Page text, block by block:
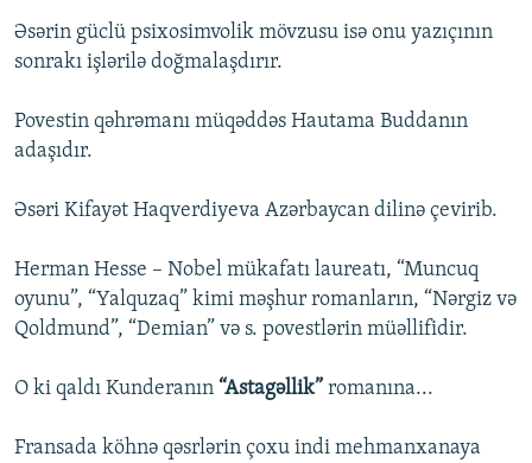
Əsərin güclü psixosimvolik mövzusu isə onu yazıçının
sonrakı işlərilə doğmalaşdırır.
Povestin qəhrəmanı müqəddəs Hautama Buddanın
adaşıdır.
Əsəri Kifayət Haqverdiyeva Azərbaycan dilinə çevirib.
Herman Hesse – Nobel mükafatı laureatı, “Muncuq
oyunu”, “Yalquzaq” kimi məşhur romanların, “Nərgiz və
Qoldmund”, “Demian” və s. povestlərin müəllifidir.
O ki qaldı Kunderanın “Astagəllik” romanına...
Fransada köhnə qəsrlərin çoxu indi mehmanxanaya